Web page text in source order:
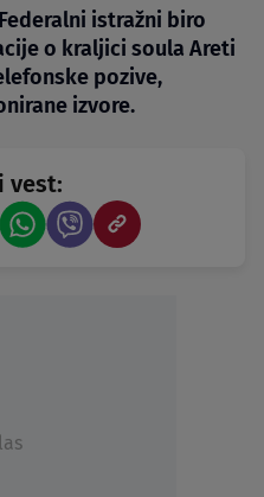
istražni biro
o kraljici soula Areti
pozive,
izvore.
vest: